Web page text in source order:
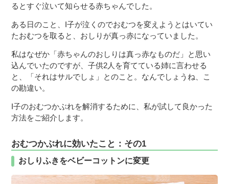
るとすぐ泣いて知らせる赤ちゃんでした。
ある日のこと、I子が泣くのでおむつを変えようとはいてい
たおむつを取ると、おしりが真っ赤になっていました。
私はなぜか「赤ちゃんのおしりは真っ赤なものだ」と思い
込んでいたのですが、子供2人を育てている姉に言わせる
と、「それはサルでしょ」とのこと。なんでしょうね、こ
の勘違い。
I子のおむつかぶれを解消するために、私が試して良かった
方法をご紹介します。
おむつかぶれに効いたこと：その1
おしりふきをベビーコットンに変更